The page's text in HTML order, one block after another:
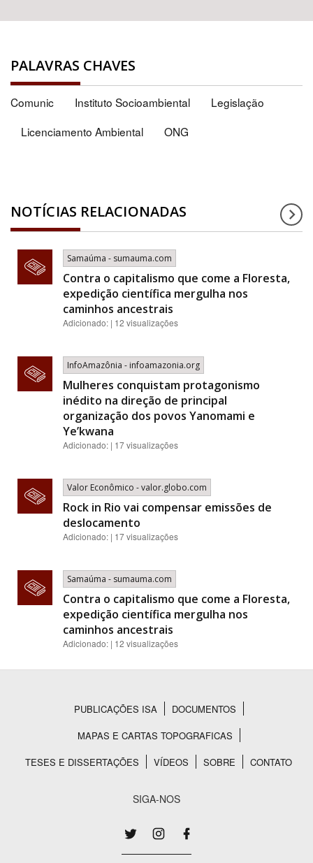
PALAVRAS CHAVES
Comunic Instituto Socioambiental
Legislação
Licenciamento Ambiental
ONG
NOTÍCIAS RELACIONADAS
Samaúma - sumauma.com
Contra o capitalismo que come a Floresta,
expedição científica mergulha nos
caminhos ancestrais
Adicionado: | 12 visualizações
InfoAmazônia - infoamazonia.org
Mulheres conquistam protagonismo
inédito na direção de principal
organização dos povos Yanomami e
Ye’kwana
Adicionado: | 17 visualizações
Valor Econômico - valor.globo.com
Rock in Rio vai compensar emissões de
deslocamento
Adicionado: | 17 visualizações
Samaúma - sumauma.com
Contra o capitalismo que come a Floresta,
expedição científica mergulha nos
caminhos ancestrais
Adicionado: | 12 visualizações
Rodapé
PUBLICAÇÕES ISA
DOCUMENTOS
MAPAS E CARTAS TOPOGRAFICAS
TESES E DISSERTAÇÕES
VÍDEOS SOBRE CONTATO
SIGA-NOS